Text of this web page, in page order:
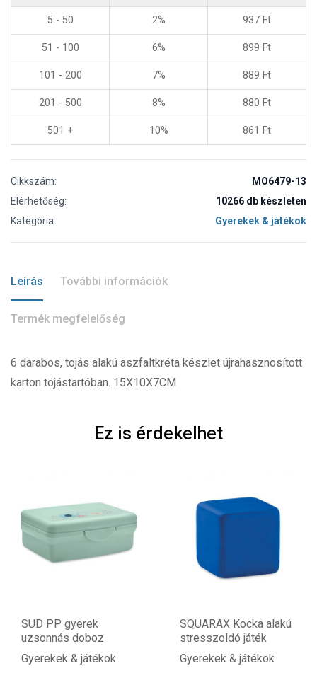
5 - 50 2% 937 Ft
51 - 100 6% 899 Ft
101 - 200 7% 889 Ft
201 - 500 8% 880 Ft
501 + 10% 861 Ft
Cikkszám:
MO6479-13
Elérhetőség:
10266 db készleten
Kategória:
Gyerekek & játékok
Leírás További információk
Termék megfelelőség
6 darabos, tojás alakú aszfaltkréta készlet újrahasznosított
karton tojástartóban. 15X10X7CM
Ez is érdekelhet
SUD PP gyerek
uzsonnás doboz
Gyerekek & játékok
SQUARAX Kocka alakú
stresszoldó játék
Gyerekek & játékok